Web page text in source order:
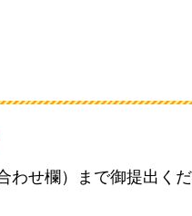
せ欄）まで御提出くだ